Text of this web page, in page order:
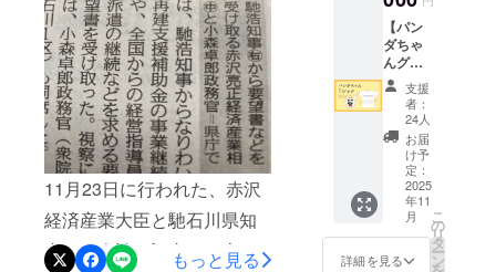
支えてくださった支援者の
皆さま一人ひとりに向けら
れたものだと感じました。
改めて、心より感謝申し上
げます。本当にありがとう
ございます。
「図書館でパンダのインパ
クトある絵に惹かれ、軽い
気持ちで開いたのですが、
思わず涙が出そうになり、
堪えました。子どもの絵と
子どもの字だからこそ、
まっすぐに心に響くものが
ありました。正直、地震は
11月23日に行われた、赤沢
経済産業大臣と馳石川県知
事との会談の記事が、本日
もっと見る
コース
ター 2
個 素
材：能
登ヒバ
直
径：9セ
ンチ前
後（自
然素材
の為、
多少の
前後あ
り）
加工：
【パン
ダちゃ
んグッ
ズで支
援！オ
リジナ
ルデザ
インＴ
シャツ
1枚】
・お礼
のメッ
セージ
・オリ
支援
者：
24人
お届
け予
定：
2025
年11
月
詳細を見る
こ
の
リ
タ
ー
ン